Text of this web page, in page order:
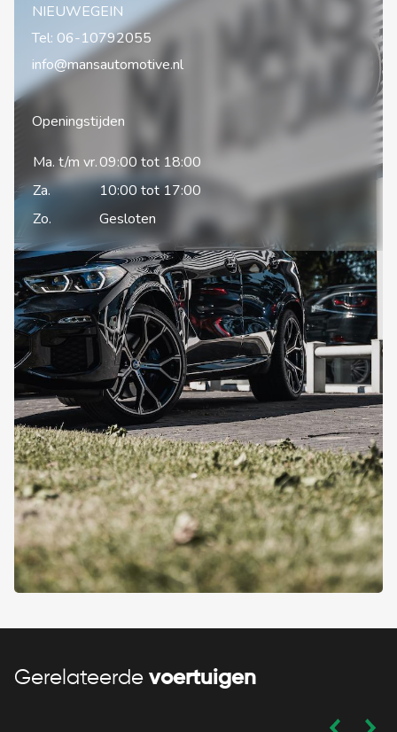
NIEUWEGEIN
Tel: 06-10792055
info@mansautomotive.nl
Openingstijden
Ma. t/m vr.09:00 tot 18:00
Za.
10:00 tot 17:00
Zo.
Gesloten
Gerelateerdevoertuigen